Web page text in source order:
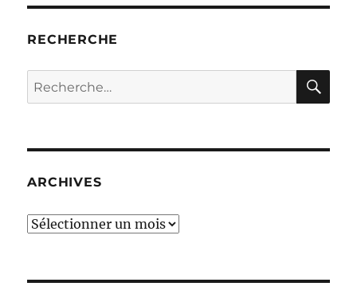
RECHERCHE
Recherche
pour :
ARCHIVES
ARCHIVES